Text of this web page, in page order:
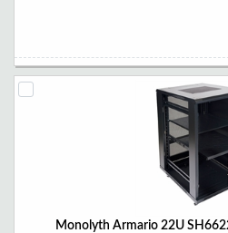
Monolyth Armario 22U